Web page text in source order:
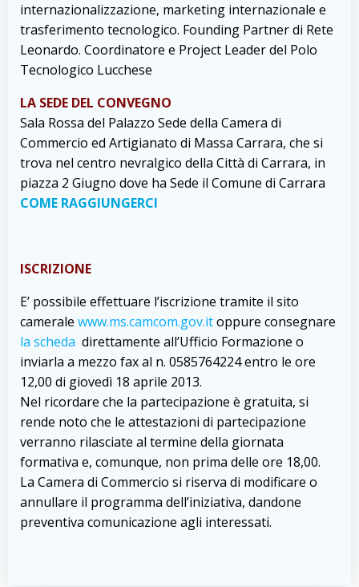
internazionalizzazione, marketing internazionale e
trasferimento tecnologico. Founding Partner di Rete
Leonardo. Coordinatore e Project Leader del Polo
Tecnologico Lucchese
LA SEDE DEL CONVEGNO
Sala Rossa del Palazzo Sede della Camera di
Commercio ed Artigianato di Massa Carrara, che si
trova nel centro nevralgico della Città di Carrara, in
piazza 2 Giugno dove ha Sede il Comune di Carrara
COME RAGGIUNGERCI
ISCRIZIONE
E’ possibile effettuare l’iscrizione tramite il sito
camerale www.ms.camcom.gov.itoppure consegnare
la scheda direttamente all’Ufficio Formazione o
inviarla a mezzo fax al n. 0585764224 entro le ore
12,00 di giovedì 18 aprile 2013.
Nel ricordare che la partecipazione è gratuita, si
rende noto che le attestazioni di partecipazione
verranno rilasciate al termine della giornata
formativa e, comunque, non prima delle ore 18,00.
La Camera di Commercio si riserva di modificare o
annullare il programma dell’iniziativa, dandone
preventiva comunicazione agli interessati.